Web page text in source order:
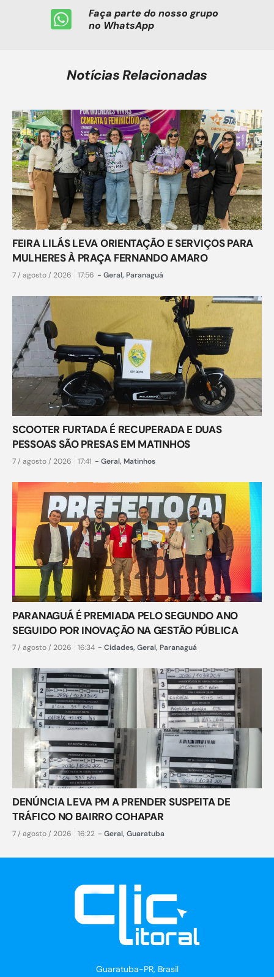
Faça parte do nosso grupo
no WhatsApp
Notícias Relacionadas
FEIRA LILÁS LEVA ORIENTAÇÃO E SERVIÇOS PARA
MULHERES À PRAÇA FERNANDO AMARO
7 / agosto / 2026 17:56 - Geral, Paranaguá
SCOOTER FURTADA É RECUPERADA E DUAS
PESSOAS SÃO PRESAS EM MATINHOS
7 / agosto / 2026 17:41 - Geral, Matinhos
PARANAGUÁ É PREMIADA PELO SEGUNDO ANO
SEGUIDO POR INOVAÇÃO NA GESTÃO PÚBLICA
7 / agosto / 2026 16:34 - Cidades, Geral, Paranaguá
DENÚNCIA LEVA PM A PRENDER SUSPEITA DE
TRÁFICO NO BAIRRO COHAPAR
7 / agosto / 2026 16:22 - Geral, Guaratuba
Guaratuba-PR, Brasil